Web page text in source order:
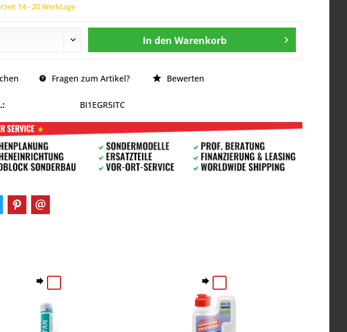
14 - 20 Werktage
In den Warenkorb
Fragen zum Artikel? Bewerten
BI1EGR5ITC